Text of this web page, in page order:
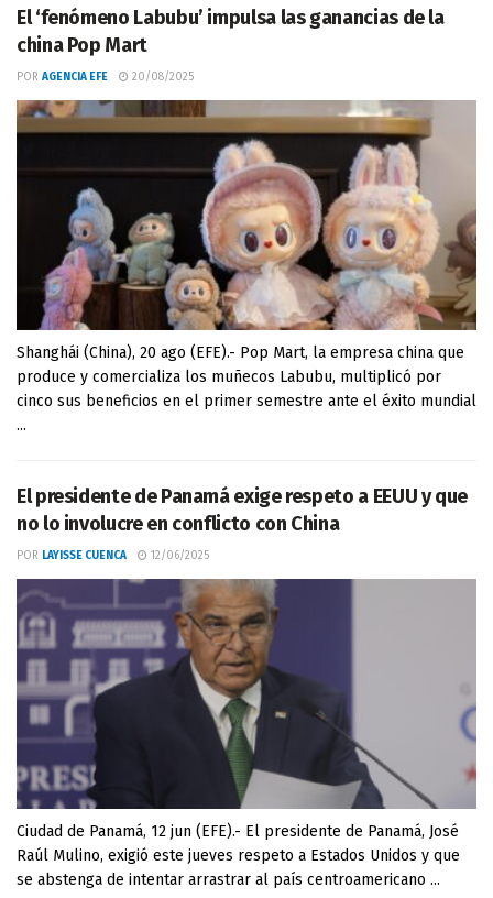
El ‘fenómeno Labubu’ impulsa las ganancias de la
china Pop Mart
POR AGENCIA EFE 20/08/2025
Shanghái (China), 20 ago (EFE).- Pop Mart, la empresa china que
produce y comercializa los muñecos Labubu, multiplicó por
cinco sus beneficios en el primer semestre ante el éxito mundial
...
El presidente de Panamá exige respeto a EEUU y que
no lo involucre en conflicto con China
POR LAYISSE CUENCA 12/06/2025
Ciudad de Panamá, 12 jun (EFE).- El presidente de Panamá, José
Raúl Mulino, exigió este jueves respeto a Estados Unidos y que
se abstenga de intentar arrastrar al país centroamericano ...